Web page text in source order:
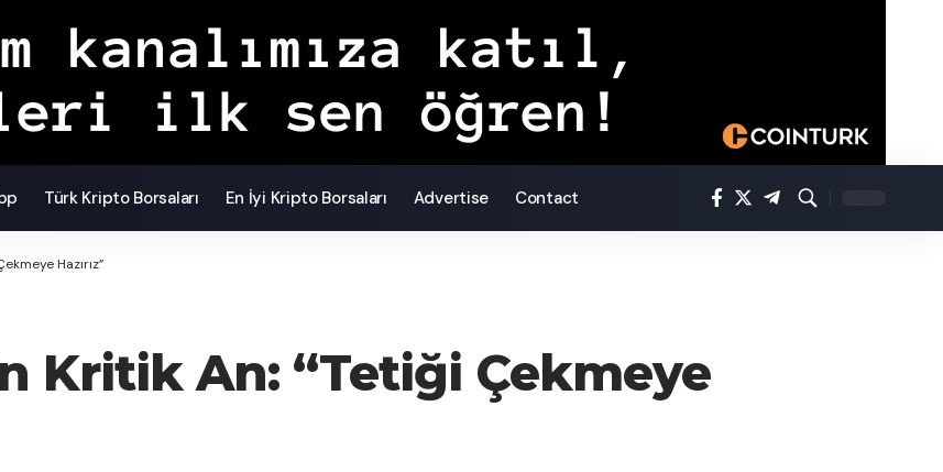
Türk Kripto Borsaları En İyi Kripto Borsaları Advertise Contact
Hazırız”
Kritik An: “Tetiği Çekmeye